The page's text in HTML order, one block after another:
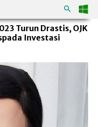
Turun Drastis, OJK
Investasi